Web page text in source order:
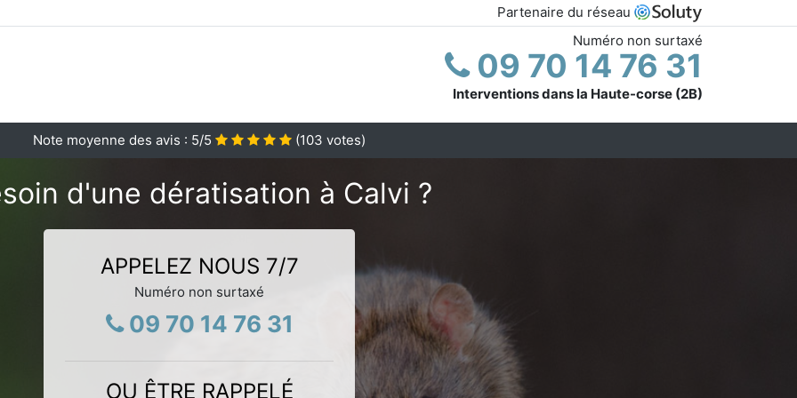
Partenaire du réseau
Numéro non surtaxé
09 70 14 76 31
Interventions dans la Haute-corse (2B)
Note moyenne des avis : 5/5 (103 votes)
d'une dératisation à Calvi ?
APPELEZ NOUS 7/7
Numéro non surtaxé
09 70 14 76 31
OU ÊTRE RAPPELÉ